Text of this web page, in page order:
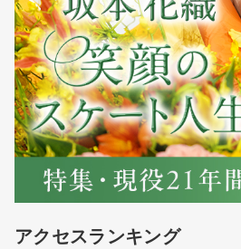
アクセスランキング